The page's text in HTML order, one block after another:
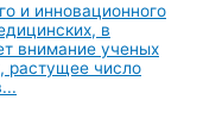
и инновационного
в
внимание ученых
растущее число